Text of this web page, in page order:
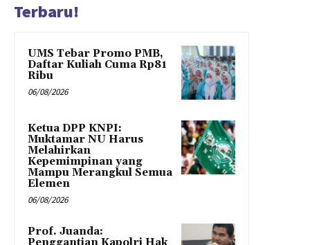
Terbaru!
UMS Tebar Promo PMB,
Daftar Kuliah Cuma Rp81
Ribu
06/08/2026
Ketua DPP KNPI:
Muktamar NU Harus
Melahirkan
Kepemimpinan yang
Mampu Merangkul Semua
Elemen
06/08/2026
Prof. Juanda: